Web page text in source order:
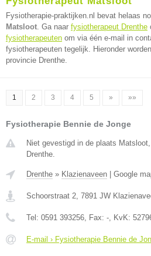
Fysiotherapie-praktijken.nl bevat helaas
Matsloot. Ga naar fysiotherapeut Drenthe
fysiotherapeuten om via één e-mail in
fysiotherapeuten tegelijk. Hieronder
provincie Drenthe.
1 2 3 4 5 » »»
Fysiotherapie Bennie de Jonge
Niet gevestigd in de plaats
Drenthe.
Drenthe » Klazienaveen Google
Schoorstraat 2, 7891 JW
Tel: 0591 393256, Fax: -, KvK:
E-mail › Fysiotherapie Bennie de